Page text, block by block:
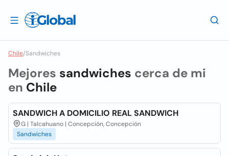
Chile/Sandwiches
Mejores sandwiches cerca de mi
en Chile
SANDWICH A DOMICILIO REAL SANDWICH
G | Talcahuano | Concepción, Concepción
Sandwiches